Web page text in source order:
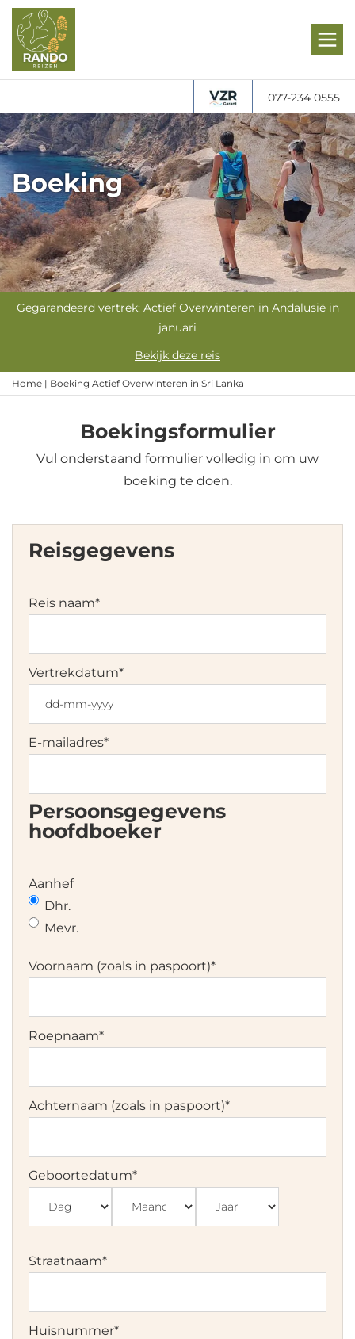
077-234 0555
Boeking
Gegarandeerd vertrek: Actief Overwinteren in Andalusië in
januari
Bekijk deze reis
Home | Boeking Actief Overwinteren in Sri Lanka
Boekingsformulier
Vul onderstaand formulier volledig in om uw
boeking te doen.
Reisgegevens
Reis naam*
Vertrekdatum*
dash
JJJJ
E-mailadres*
Persoonsgegevens
hoofdboeker
Aanhef
Dhr.
Mevr.
Voornaam (zoals in paspoort)*
Roepnaam*
Achternaam (zoals in paspoort)*
Geboortedatum*
Straatnaam*
Huisnummer*